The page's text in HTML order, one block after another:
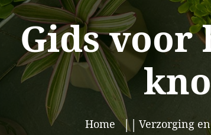
Gids voor
Home Verzorging